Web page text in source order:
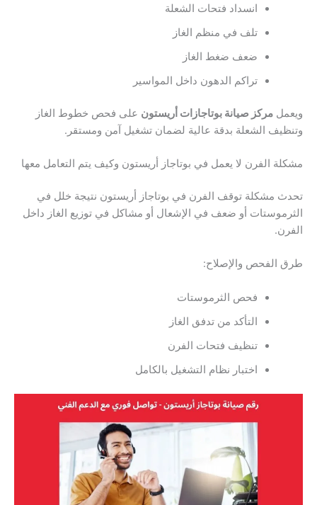
انسداد فتحات الشعلة
تلف في منظم الغاز
ضعف ضغط الغاز
تراكم الدهون داخل المواسير
ويعمل مركز صيانة بوتاجازات أريستون على فحص خطوط الغاز
وتنظيف الشعلة بدقة عالية لضمان تشغيل آمن ومستقر.
مشكلة الفرن لا يعمل في بوتاجاز أريستون وكيف يتم التعامل معها
تحدث مشكلة توقف الفرن في بوتاجاز أريستون نتيجة خلل في
الثرموستات أو ضعف في الإشعال أو مشاكل في توزيع الغاز داخل
الفرن.
طرق الفحص والإصلاح:
فحص الثرموستات
التأكد من تدفق الغاز
تنظيف فتحات الفرن
اختبار نظام التشغيل بالكامل